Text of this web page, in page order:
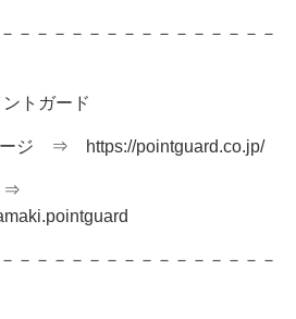
－－－－－－－－－－－－－－－
ガード
⇒ https://pointguard.co.jp/
⇒
－－－－－－－－－－－－－－－